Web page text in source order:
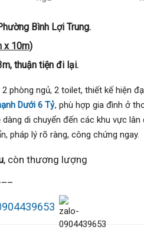
Bình Lợi Trung.
x 10m)
thuận tiện đi lại.
phòng ngủ, 2 toilet, thiết kế hiện
Dưới 6 Tỷ, phù hợp gia đình ở
di chuyển đến các khu vực lân
pháp lý rõ ràng, công chứng ngay.
, còn thương lượng